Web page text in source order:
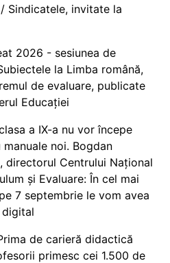
Sindicatele, invitate la
2026 - sesiunea de
la Limba română,
de evaluare, publicate
Educației
a IX-a nu vor începe
manuale noi. Bogdan
directorul Centrului Național
și Evaluare: În cel mai
7 septembrie le vom avea
de carieră didactică
primesc cei 1.500 de